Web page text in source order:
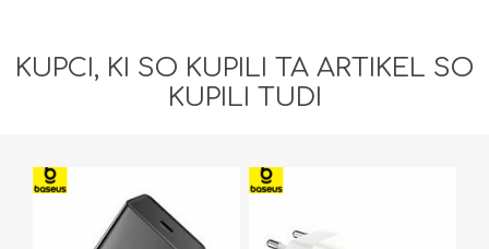
KUPCI, KI SO KUPILI TA ARTIKEL SO
KUPILI TUDI